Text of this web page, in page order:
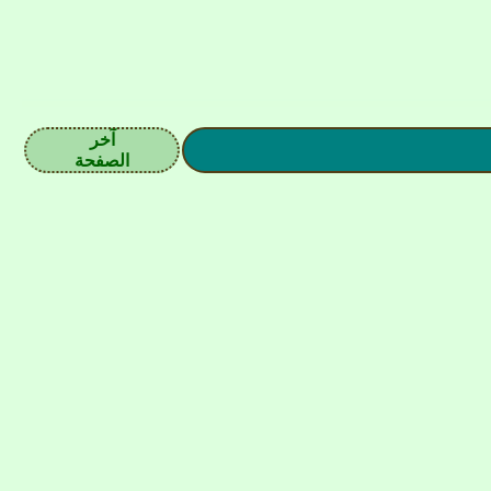
آخر
الصفحة